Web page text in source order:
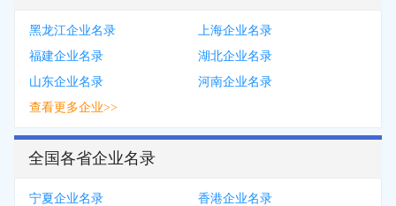
黑龙江企业名录
上海企业名录
福建企业名录
湖北企业名录
山东企业名录
河南企业名录
查看更多企业>>
全国各省企业名录
宁夏企业名录
香港企业名录